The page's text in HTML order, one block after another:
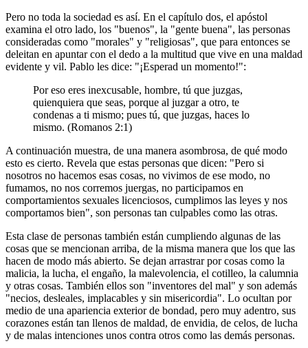
Pero no toda la sociedad es así. En el capítulo dos, el apóstol
examina el otro lado, los "buenos", la "gente buena", las personas
consideradas como "morales" y "religiosas", que para entonces se
deleitan en apuntar con el dedo a la multitud que vive en una maldad
evidente y vil. Pablo les dice: "¡Esperad un momento!":
Por eso eres inexcusable, hombre, tú que juzgas,
quienquiera que seas, porque al juzgar a otro, te
condenas a ti mismo; pues tú, que juzgas, haces lo
mismo. (Romanos 2:1)
A continuación muestra, de una manera asombrosa, de qué modo
esto es cierto. Revela que estas personas que dicen: "Pero si
nosotros no hacemos esas cosas, no vivimos de ese modo, no
fumamos, no nos corremos juergas, no participamos en
comportamientos sexuales licenciosos, cumplimos las leyes y nos
comportamos bien", son personas tan culpables como las otras.
Esta clase de personas también están cumpliendo algunas de las
cosas que se mencionan arriba, de la misma manera que los que las
hacen de modo más abierto. Se dejan arrastrar por cosas como la
malicia, la lucha, el engaño, la malevolencia, el cotilleo, la calumnia
y otras cosas. También ellos son "inventores del mal" y son además
"necios, desleales, implacables y sin misericordia". Lo ocultan por
medio de una apariencia exterior de bondad, pero muy adentro, sus
corazones están tan llenos de maldad, de envidia, de celos, de lucha
y de malas intenciones unos contra otros como las demás personas.